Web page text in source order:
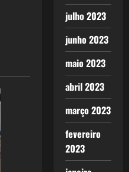
julho 2023
junho 2023
maio 2023
abril 2023
março 2023
fevereiro
2023